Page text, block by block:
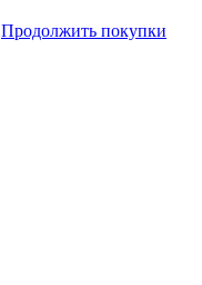
Продолжить покупки